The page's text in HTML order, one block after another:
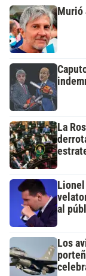
Murió
La
al
Los